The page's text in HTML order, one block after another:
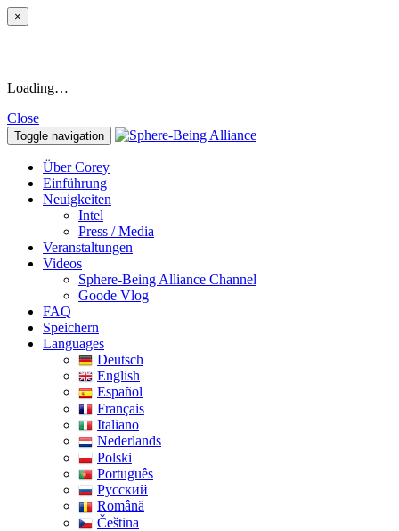
×
Loading…
Close
Toggle navigation
Über Corey
Einführung
Neuigkeiten
Intel
Press / Media
Veranstaltungen
Videos
Sphere-Being Alliance Channel
Goode Vlog
FAQ
Speichern
Languages
Deutsch
English
Español
Français
Italiano
Nederlands
Polski
Português
Pусский
Română
Čeština